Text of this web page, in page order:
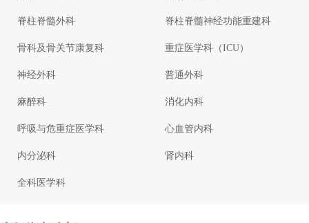
脊柱脊髓外科 脊柱脊髓神经功能重建科
骨科及骨关节康复科 重症医学科（ICU）
神经外科 普通外科
麻醉科 消化内科
呼吸与危重症医学科 心血管内科
内分泌科 肾内科
全科医学科